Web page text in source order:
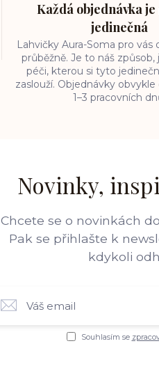
Každá objednávka
jedinečná
Lahvičky Aura-Soma pro vás
průběžně. Je to náš
péči, kterou si tyto
zaslouží. Objednávky
1–3 pracovních
Novinky,
Chcete se o novinkách
Pak se přihlašte k
kdykoli
Souhlasím se